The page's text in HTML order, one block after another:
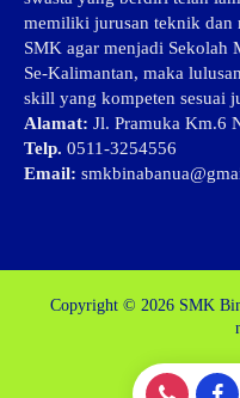
memiliki jurusan teknik dan
SMK agar menjadi Sekolah
Se-Kalimantan, maka
skill yang kompeten sesuai
Alamat: Jl. Pramuka Km.6
Telp. 0511-3254556
Email:
Copyright © 2026 SMK